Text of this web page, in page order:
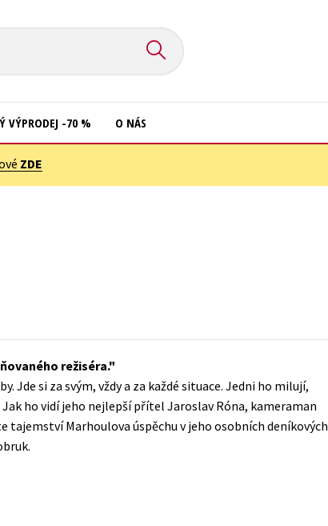
Young adult
Young adult (SK)
Zahraniční literatura
VÝPRODEJ -70 % O NÁS
ZDE
režiséra.
Jde si za svým, vždy a za každé situace. Jedni ho milují,
ho vidí jeho nejlepší přítel Jaroslav Róna, kameraman
Marhoulova úspěchu v jeho osobních deníkových